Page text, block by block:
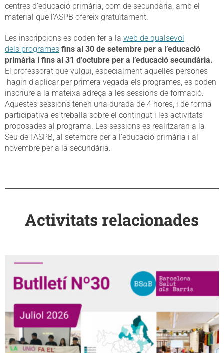
centres d’educació primària, com de secundària, amb el
material que l’ASPB ofereix gratuïtament.
Les inscripcions es poden fer a la web de qualsevol
dels programes fins al 30 de setembre per a l’educació
primària i fins al 31 d’octubre per a l’educació secundària.
El professorat que vulgui, especialment aquelles persones
hagin d’aplicar per primera vegada els programes, es poden
inscriure a la mateixa adreça a les sessions de formació.
Aquestes sessions tenen una durada de 4 hores, i de forma
participativa es treballa sobre el contingut i les activitats
proposades al programa. Les sessions es realitzaran a la
Seu de l’ASPB, al setembre per a l’educació primària i al
novembre per a la secundària.
Activitats relacionades